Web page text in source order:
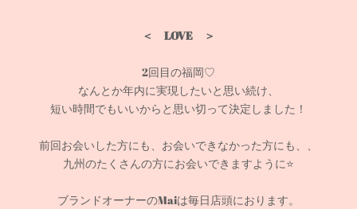
＜ LOVE ＞
2回目の福岡♡
なんとか年内に実現したいと思い続け、
短い時間でもいいからと思い切って決定しました！
前回お会いした方にも、お会いできなかった方にも、、
九州のたくさんの方にお会いできますように⭐️
ブランドオーナーのMaiは毎日店頭におります。